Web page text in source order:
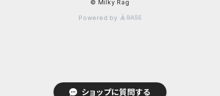
ショップに質問する
© Milky Rag
Powered by